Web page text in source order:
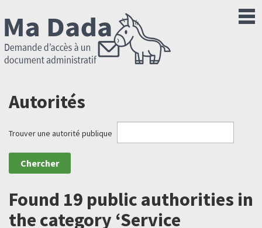
Autorités
Trouver une autorité publique
Found 19 public authorities in
the category ‘Service